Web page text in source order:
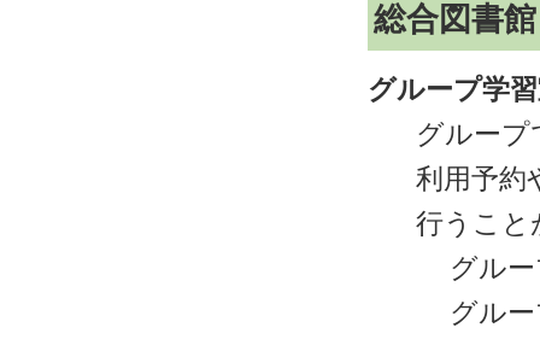
総合図書館
グループ学
グループ
利用予約
行うこと
グル
グル